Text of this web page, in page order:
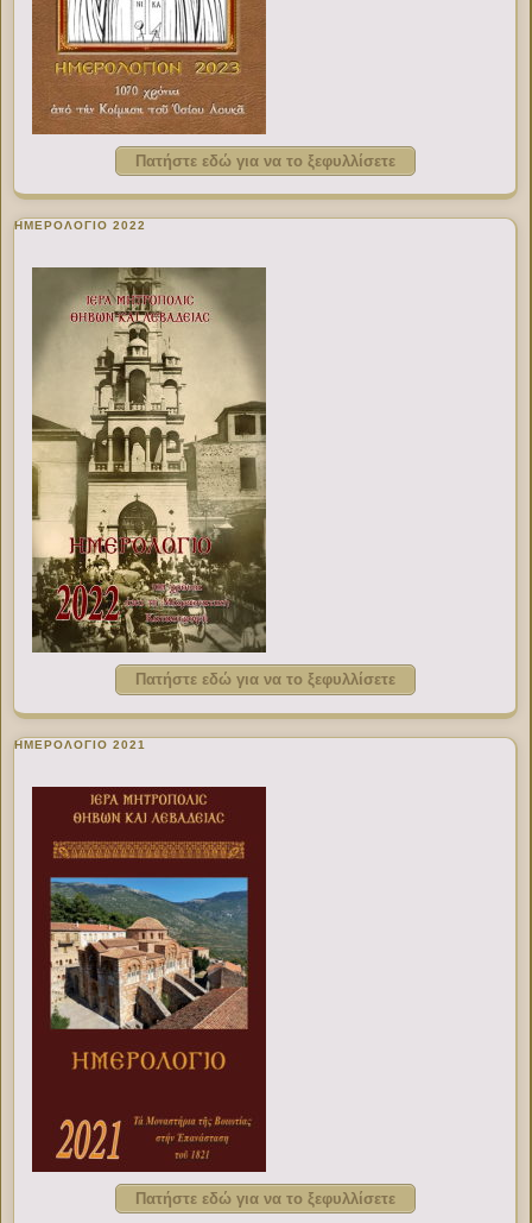
Πατήστε εδώ για να το ξεφυλλίσετε
ΗΜΕΡΟΛΟΓΙΟ 2022
Πατήστε εδώ για να το ξεφυλλίσετε
ΗΜΕΡΟΛΟΓΙΟ 2021
Πατήστε εδώ για να το ξεφυλλίσετε